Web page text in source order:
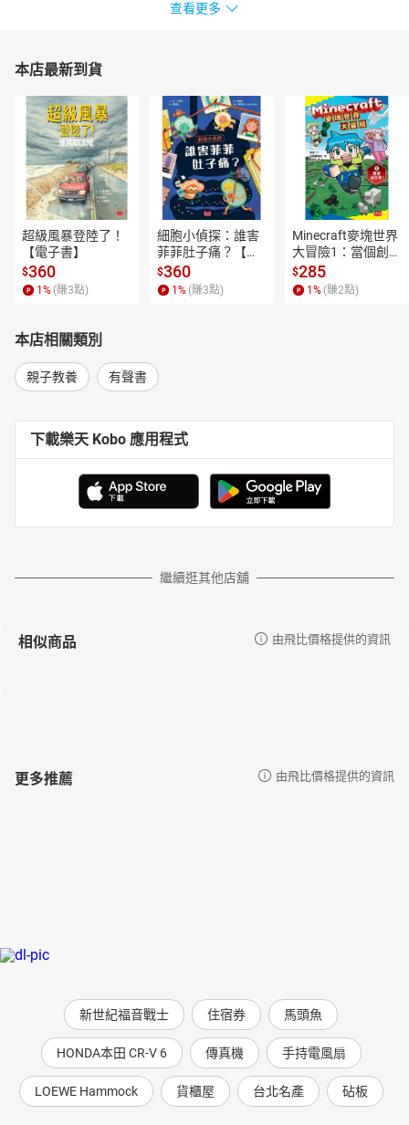
查看更多
本店最新到貨
超級風暴登陸了！
【電子書】
$360
1 % (賺3點)
細胞小偵探：誰害
菲菲肚子痛？【電
子書】
$360
1 % (賺3點)
Minecraft麥塊世界
大冒險1：當個創世
神！【電子書】
$285
1 % (賺2點)
本店相關類別
親子教養 有聲書
下載樂天 Kobo 應用程式
繼續逛其他店舖
相似商品 由飛比價格提供的資訊
更多推薦 由飛比價格提供的資訊
新世紀福音戰士 住宿券 馬頭魚
HONDA本田 CR-V 6 傳真機 手持電風扇
LOEWE Hammock 貨櫃屋 台北名產 砧板